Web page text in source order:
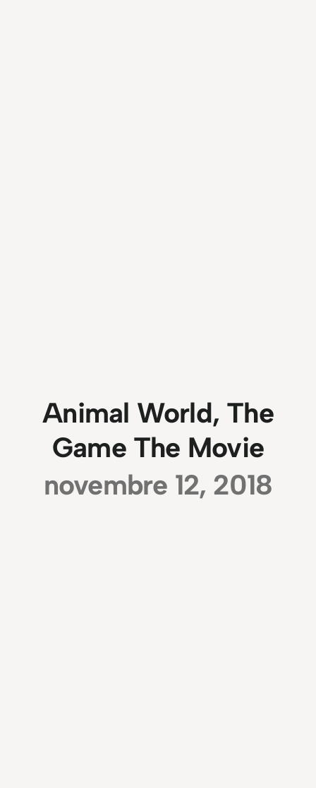
Animal World, The
Game The Movie
novembre 12, 2018